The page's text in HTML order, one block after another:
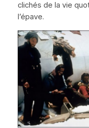
clichés de la vie
l’épave.